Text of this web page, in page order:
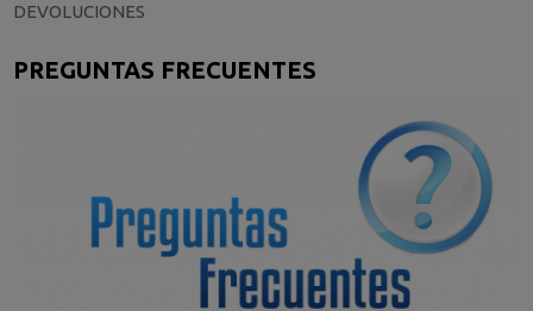
DEVOLUCIONES
PREGUNTAS FRECUENTES